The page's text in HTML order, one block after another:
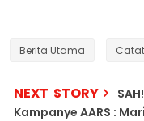
Berita Utama
NEXT STORY
Kampanye AARS :